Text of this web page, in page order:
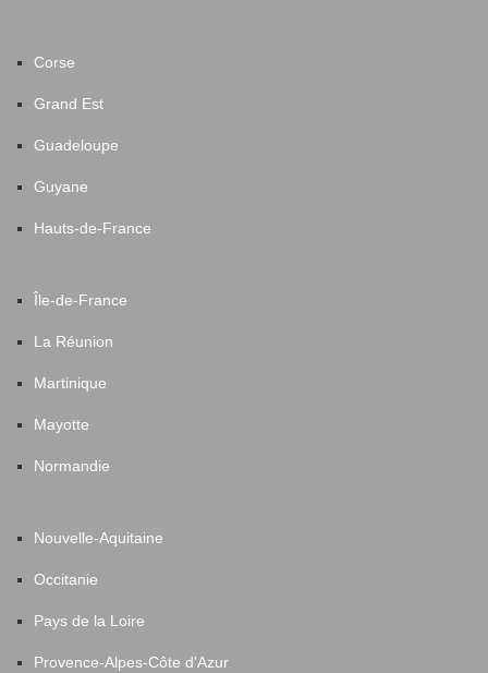
Corse
Grand Est
Guadeloupe
Guyane
Hauts-de-France
Île-de-France
La Réunion
Martinique
Mayotte
Normandie
Nouvelle-Aquitaine
Occitanie
Pays de la Loire
Provence-Alpes-Côte d'Azur